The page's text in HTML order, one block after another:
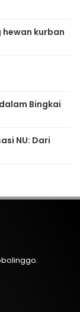
kurban
Bingkai
NU: Dari